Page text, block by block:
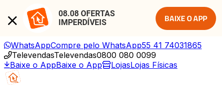
08.08 OFERTAS
IMPERDÍVEIS
BAIXE O APP
WhatsAppCompre pelo WhatsApp55 41 74031865
TelevendasTelevendas0800 080 0099
Baixe o AppBaixe o App LojasLojas Físicas